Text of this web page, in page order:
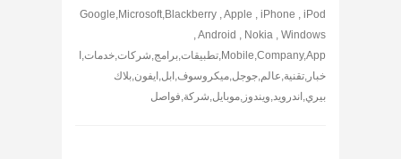
Google,Microsoft,Blackberry , Apple , iPhone , iPod
, Android , Nokia , Windows
Mobile,Company,App,تطبيقات,برامج,شركات,خدمات,ا
خبار,تقنية,عالم,جوجل,ميكروسوف,ابل,ايفون,بلاك
بيري,اندرويد,ويندوز,موبايل,شركة,فواصل